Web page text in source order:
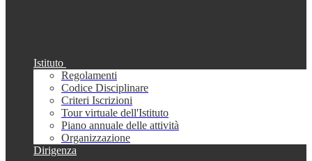
Istituto
Regolamenti
Codice Disciplinare
Criteri Iscrizioni
Tour virtuale dell'Istituto
Piano annuale delle attività
Organizzazione
Dirigenza